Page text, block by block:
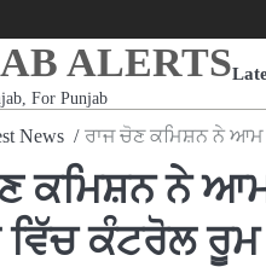
ALERTS
For Punjab
News ਰਾਜ ਚੋਣ ਕਮਿਸ਼ਨ ਨੇ
ਕਮਿਸ਼ਨ ਨੇ
ਕੰਟਰੋਲ ਰੂਮ